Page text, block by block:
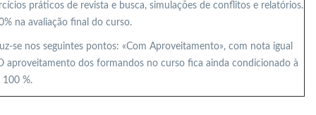
práticos de revista e busca, simulações de conflitos e relatórios.
na avaliação final do curso.
se nos seguintes pontos: «Com Aproveitamento», com nota igual
aproveitamento dos formandos no curso fica ainda condicionado à
100 %.